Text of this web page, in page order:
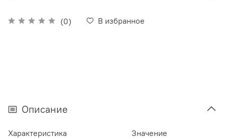
(0) В избранное
Описание
Характеристика
Значение